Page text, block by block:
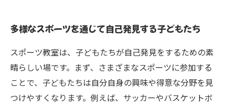
多様なスポーツを通じて自己発見する子どもたち
スポーツ教室は、子どもたちが自己発見をするための素
晴らしい場です。まず、さまざまなスポーツに参加する
ことで、子どもたちは自分自身の興味や得意な分野を見
つけやすくなります。例えば、サッカーやバスケットボ